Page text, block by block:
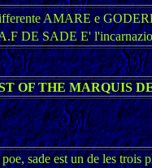
AMARE e
DE SADE E'
OF THE MARQUIS
poe, sade est un de les